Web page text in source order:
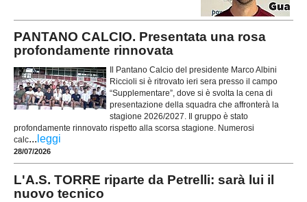
PANTANO CALCIO. Presentata una rosa
profondamente rinnovata
Il Pantano Calcio del presidente Marco Albini
Riccioli si è ritrovato ieri sera presso il campo
“Supplementare”, dove si è svolta la cena di
presentazione della squadra che affronterà la
stagione 2026/2027. Il gruppo è stato
profondamente rinnovato rispetto alla scorsa stagione. Numerosi
calc... leggi
28/07/2026
L'A.S. TORRE riparte da Petrelli: sarà lui il
nuovo tecnico